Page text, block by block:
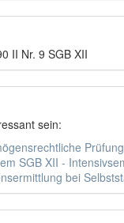
II Nr. 9 SGB XII
sein:
SGB XII -
bei